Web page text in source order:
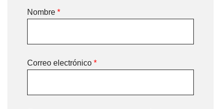
Nombre *
Correo electrónico *